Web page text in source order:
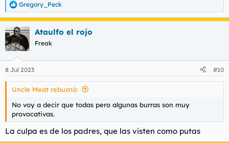
R
e
a
c
c
i
e
s
Gregory_Peck
Ataulfo el rojo
Freak
8 Jul 2023 #10
Uncle Meat rebuznó:
No voy a decir que todas pero algunas burras son muy
provocativas.
La culpa es de los padres, que las visten como putas